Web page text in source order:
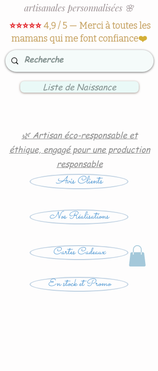
artisanales personnalisées 🌸
⭐⭐⭐⭐⭐4,9 / 5 — Merci à toutes les
mamans qui me font confiance❤️
Liste de Naissance
🌿 Artisan éco-responsable et
éthique, engagé pour une production
responsable
Avis Clients
Nos Réalisations
Cartes Cadeaux
En stock et Promo